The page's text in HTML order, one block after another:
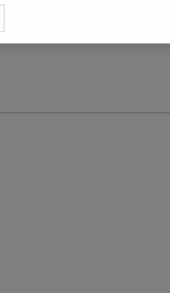
wywołując narzędzie do
„Ustawienia prywatności” w stopce
przetwarzać dane osobowe
skanowanie